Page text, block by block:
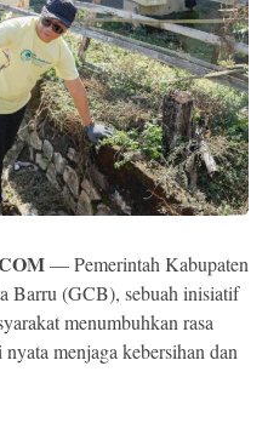
— Pemerintah Kabupaten
Barru (GCB), sebuah inisiatif
menumbuhkan rasa
menjaga kebersihan dan